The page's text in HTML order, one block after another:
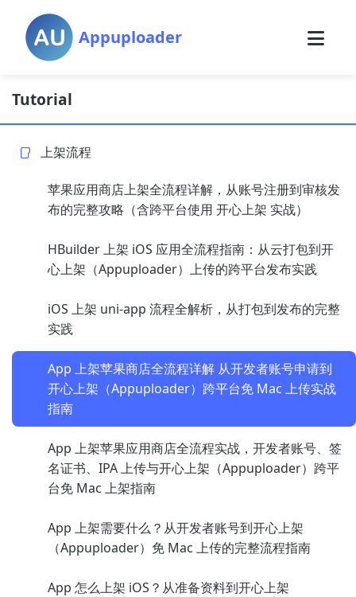
Appuploader
Tutorial
上架流程
苹果应用商店上架全流程详解，从账号注册到审核发
布的完整攻略（含跨平台使用 开心上架 实战）
HBuilder 上架 iOS 应用全流程指南：从云打包到开
心上架（Appuploader）上传的跨平台发布实践
iOS 上架 uni-app 流程全解析，从打包到发布的完整
实践
App 上架苹果商店全流程详解 从开发者账号申请到
开心上架（Appuploader）跨平台免 Mac 上传实战
指南
App 上架苹果应用商店全流程实战，开发者账号、签
名证书、IPA 上传与开心上架（Appuploader）跨平
台免 Mac 上架指南
App 上架需要什么？从开发者账号到开心上架
（Appuploader）免 Mac 上传的完整流程指南
App 怎么上架 iOS？从准备资料到开心上架